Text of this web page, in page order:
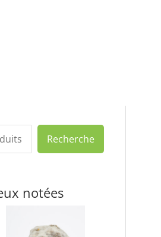
Recherche
notées